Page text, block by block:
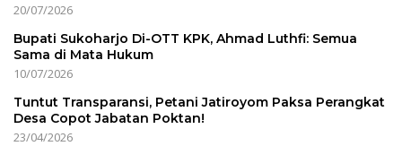
20/07/2026
Bupati Sukoharjo Di-OTT KPK, Ahmad Luthfi: Semua
Sama di Mata Hukum
10/07/2026
Tuntut Transparansi, Petani Jatiroyom Paksa Perangkat
Desa Copot Jabatan Poktan!
23/04/2026